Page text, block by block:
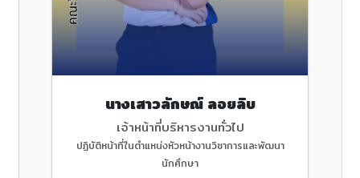
นางเสาวลักษณ์ ลอยลิบ
เจ้าหน้าที่บริหารงานทั่วไป
ปฏิบัติหน้าที่ในตำแหน่งหัวหน้างานวิชาการและพัฒนา
นักศึกษา